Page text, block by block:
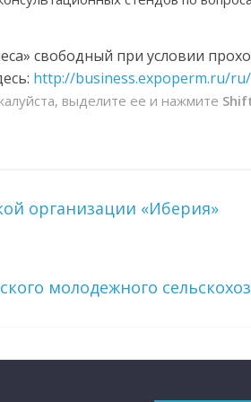
свободный при условии
http://business.expoperm.ru/ru/
выделите ее и нажмите
организации «Иберия»
молодежного